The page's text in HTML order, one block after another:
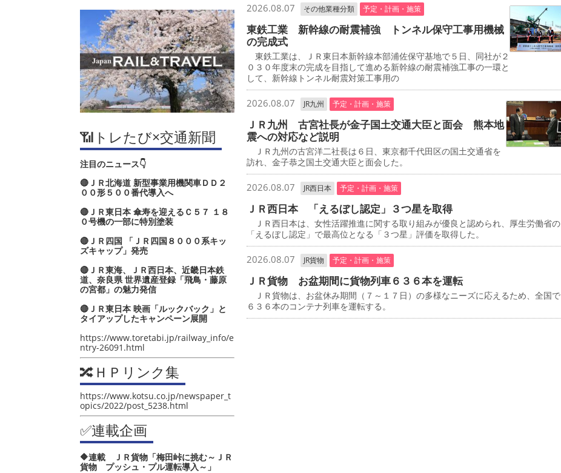
📶トレたび×交通新聞
注目のニュース👇
🔴ＪＲ北海道 新型事業用機関車ＤＤ２
００形５００番代導入へ
🔴ＪＲ東日本 傘寿を迎えるＣ５７ １８
０号機の一部に特別塗装
🔴ＪＲ四国 「ＪＲ四国８０００系キッ
ズキャップ」発売
🔴ＪＲ東海、ＪＲ西日本、近畿日本鉄
道、奈良県 世界遺産登録「飛鳥・藤原
の宮都」の魅力発信
🔴ＪＲ東日本 映画「ルックバック」と
タイアップしたキャンペーン展開
https://www.toretabi.jp/railway_info/e
ntry-26091.html
🔀ＨＰリンク集
https://www.kotsu.co.jp/newspaper_t
opics/2022/post_5238.html
✅連載企画
🔶連載 ＪＲ貨物「梅田峠に挑む～ＪＲ
貨物 プッシュ・プル運転導入～」
2026.08.07 その他業種分類 予定・計画・施策
東鉄工業 新幹線の耐震補強 トンネル保守工事用機械
の完成式
東鉄工業は、ＪＲ東日本新幹線本部浦佐保守基地で５日、同社が２
０３０年度末の完成を目指して進める新幹線の耐震補強工事の一環と
して、新幹線トンネル耐震対策工事用の
2026.08.07 JR九州 予定・計画・施策
ＪＲ九州 古宮社長が金子国土交通大臣と面会 熊本地
震への対応など説明
ＪＲ九州の古宮洋二社長は６日、東京都千代田区の国土交通省を
訪れ、金子恭之国土交通大臣と面会した。
2026.08.07 JR西日本 予定・計画・施策
ＪＲ西日本 「えるぼし認定」３つ星を取得
ＪＲ西日本は、女性活躍推進に関する取り組みが優良と認められ、厚生労働省の
「えるぼし認定」で最高位となる「３つ星」評価を取得した。
2026.08.07 JR貨物 予定・計画・施策
ＪＲ貨物 お盆期間に貨物列車６３６本を運転
ＪＲ貨物は、お盆休み期間（７～１７日）の多様なニーズに応えるため、全国で
６３６本のコンテナ列車を運転する。